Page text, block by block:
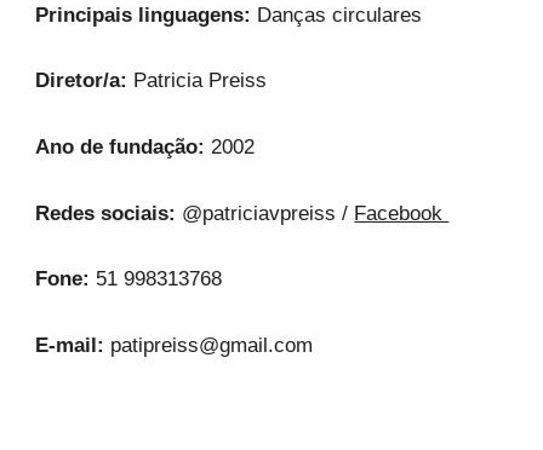
Principais linguagens: Danças circulares
Diretor/a: Patricia Preiss
Ano de fundação:2002
Redes sociais: @patriciavpreiss / Facebook
Fone: 51 998313768
E-mail: patipreiss@gmail.com